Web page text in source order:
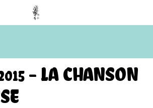
- LA CHANSON